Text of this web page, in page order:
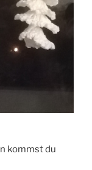
kommst du